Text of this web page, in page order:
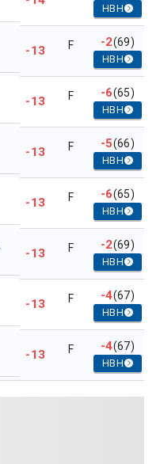
HBH
-13 F -2(69)
HBH
-13 F -6(65)
HBH
-13 F -5(66)
HBH
-13 F -6(65)
HBH
-13 F -2(69)
HBH
-13 F -4(67)
HBH
-13 F -4(67)
HBH